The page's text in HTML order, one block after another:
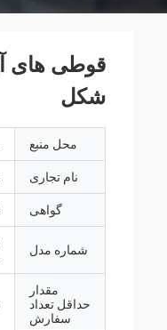
شکل
محل منبع
نام تجاری
گواهی
شماره مدل
مقدار
حداقل تعداد
سفارش